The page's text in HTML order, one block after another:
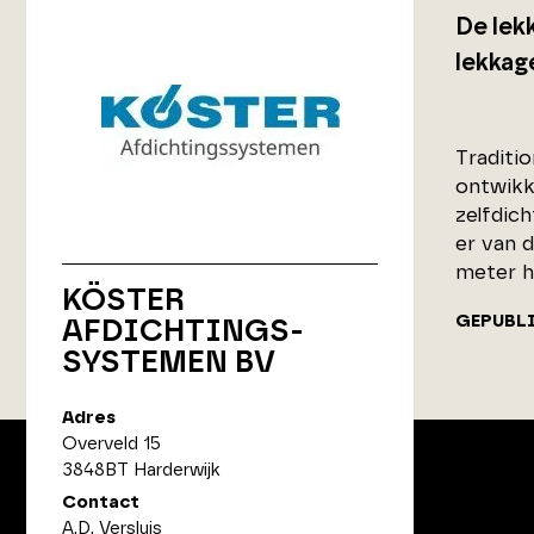
KÖSTER
AFDICHTINGS-
SYSTEMEN BV
Adres
Overveld 15
3848BT Harderwijk
Contact
A.D. Versluis
De
er van
meter
ArchitectenPunt is onderdeel